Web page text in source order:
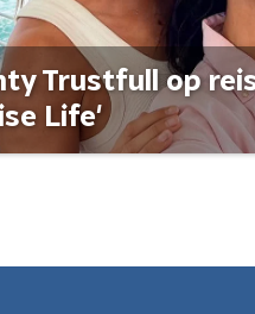
Trustfull op
Life'